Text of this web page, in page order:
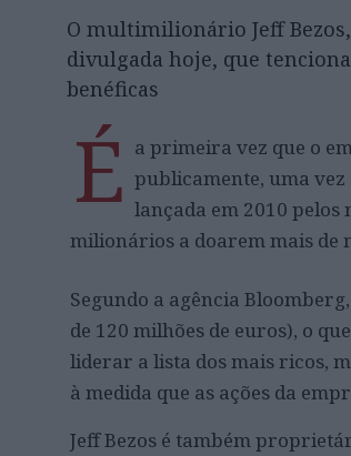
O multimilionário Jeff
divulgada hoje, que
benéficas
É a primeira vez que o
publicamente, uma vez
lançada em 2010
milionários a doarem mais de
Segundo a agência
de 120 milhões de euros), o
liderar a lista dos mais ricos,
à medida que as ações da
Jeff Bezos é também